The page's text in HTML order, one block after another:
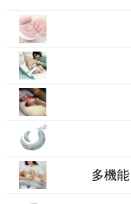
多機